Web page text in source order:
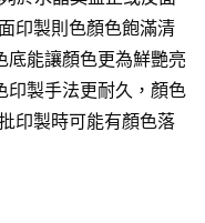
印製則色顏色飽滿清
底能讓顏色更為鮮艷亮
印製手法更耐久，顏色
印製時可能有顏色落